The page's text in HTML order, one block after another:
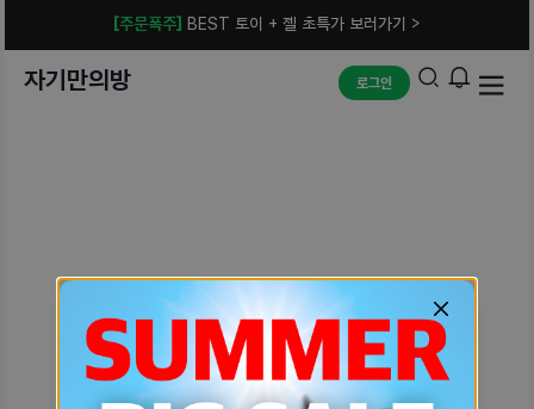
[주문폭주] BEST 토이 + 젤 초특가 보러가기 >
자기만의방 로그인
예상치 못한 에러입니다.